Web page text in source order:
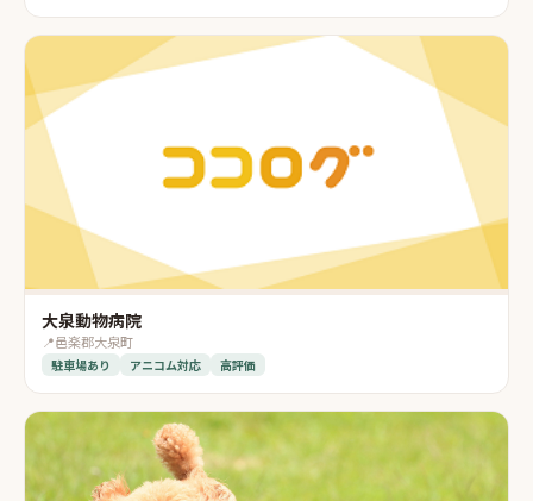
大泉動物病院
📍邑楽郡大泉町
駐車場あり アニコム対応 高評価